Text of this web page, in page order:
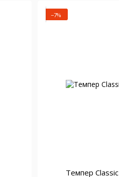
−7%
Темпер